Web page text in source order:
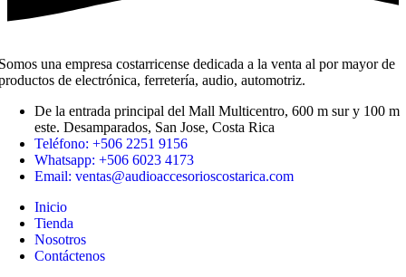
una empresa costarricense dedicada a la venta al por mayor de
de electrónica, ferretería, audio, automotriz.
De la entrada principal del Mall Multicentro, 600 m sur y 100 m
este. Desamparados, San Jose, Costa Rica
Teléfono: +506 2251 9156
Whatsapp: +506 6023 4173
Email: ventas@audioaccesorioscostarica.com
Inicio
Tienda
Nosotros
Contáctenos